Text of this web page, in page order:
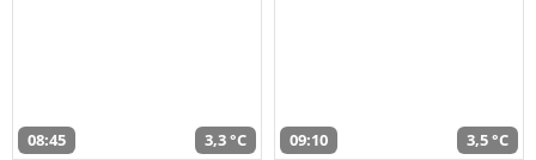
08:45 3,3 °C 09:10 3,5 °C